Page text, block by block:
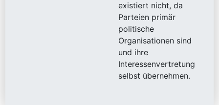
existiert nicht, da
Parteien primär
politische
Organisationen sind
und ihre
Interessenvertretung
selbst übernehmen.